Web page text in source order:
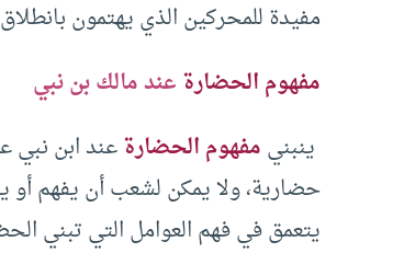
مفيدة للمحركين الذي يهتمون
مفهوم الحضارةعند مالك بن نبي
ينبنيمفهوم الحضارةعند ابن نبي
حضارية، ولا يمكن لشعب أن يفهم أو
يتعمق في فهم العوامل التي تبني